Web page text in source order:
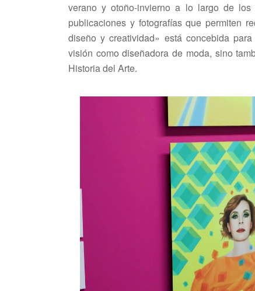
verano y otoño-invierno a lo largo de
publicaciones y fotografías que permiten
diseño y creatividad» está concebida
visión como diseñadora de moda, sino
Historia del Arte.